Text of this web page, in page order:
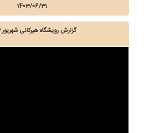
1403/06/31
گزارش رویشگاه هیرکانی شهریور 1403